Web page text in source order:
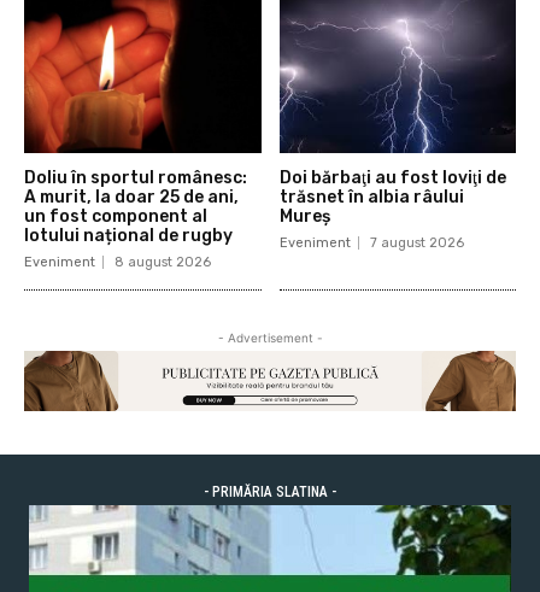
Doliu în sportul românesc:
A murit, la doar 25 de ani,
un fost component al
lotului național de rugby
Eveniment 8 august 2026
Doi bărbaţi au fost loviţi de
trăsnet în albia râului
Mureș
Eveniment 7 august 2026
- Advertisement -
- PRIMĂRIA SLATINA -